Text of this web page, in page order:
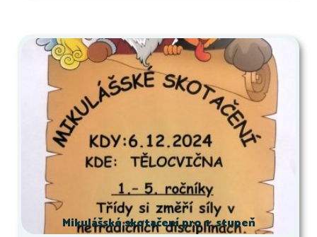
Mikulášské skotačení pro 1. stupeň